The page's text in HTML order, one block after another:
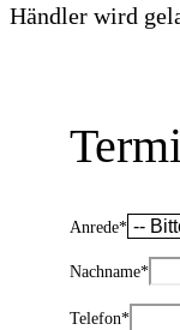
Händler wird
Anrede*
Nachname*
Telefon*